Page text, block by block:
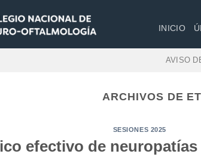
INICIO
AVISO
ARCHIVOS DE
SESIONES 2025
efectivo de